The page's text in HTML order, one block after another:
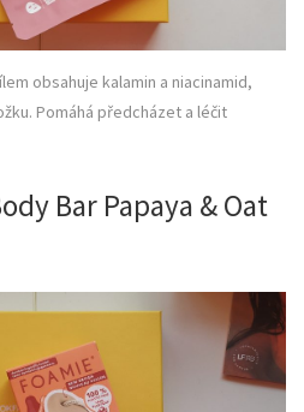
obsahuje kalamin a niacinamid,
Pomáhá předcházet a léčit
Bar Papaya & Oat